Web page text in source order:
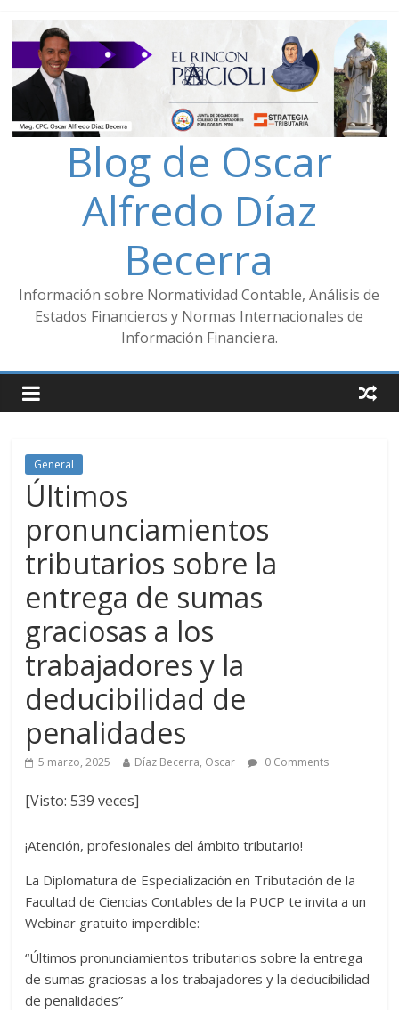
Blog de Oscar
Alfredo Díaz
Becerra
Información sobre Normatividad Contable, Análisis de
Estados Financieros y Normas Internacionales de
Información Financiera.
General
Últimos
pronunciamientos
tributarios sobre la
entrega de sumas
graciosas a los
trabajadores y la
deducibilidad de
penalidades
5 marzo, 2025 Díaz Becerra, Oscar 0 Comments
[Visto: 539 veces]
¡Atención, profesionales del ámbito tributario!
La Diplomatura de Especialización en Tributación de la
Facultad de Ciencias Contables de la PUCP te invita a un
Webinar gratuito imperdible:
“Últimos pronunciamientos tributarios sobre la entrega
de sumas graciosas a los trabajadores y la deducibilidad
de penalidades”